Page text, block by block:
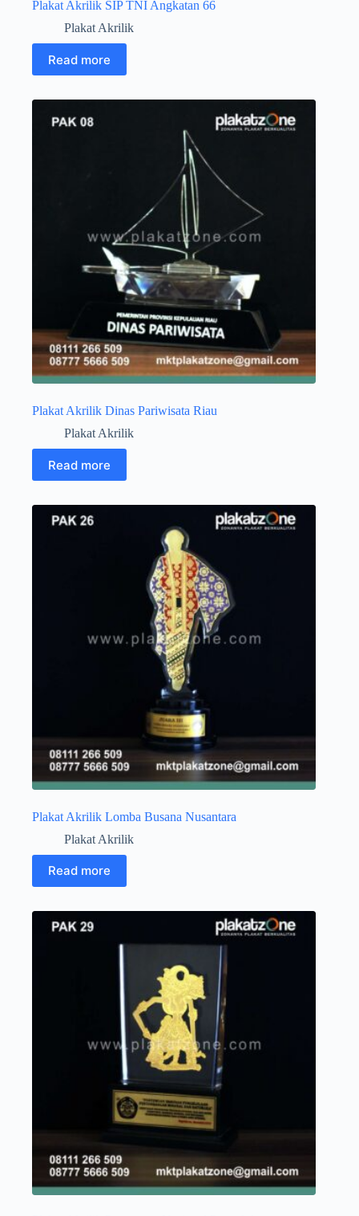
Plakat Akrilik SIP TNI Angkatan 66
Plakat Akrilik
Read more
Plakat Akrilik Dinas Pariwisata Riau
Plakat Akrilik
Read more
Plakat Akrilik Lomba Busana Nusantara
Plakat Akrilik
Read more